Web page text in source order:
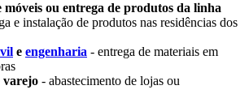
ou entrega de produtos da linha
e instalação de produtos nas residências dos
e engenharia - entrega de materiais em
varejo - abastecimento de lojas ou